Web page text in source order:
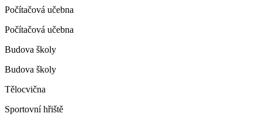
Počítačová učebna
Počítačová učebna
Budova školy
Budova školy
Tělocvična
Sportovní hřiště